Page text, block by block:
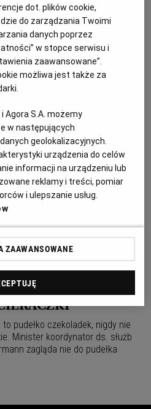
LEPPERA
towarzyszy partyjnych, powiesił
eseldowski spec od bon
pogłoski o samobójstwie
GIERTYCHA
szkolnej bijatyki. W podobny
na temat
CZYLI
PROKURATORSKA
premier, jest kandydatem
marszałka Sejmu. Jest to
dostać odpowiedzialne
TRZECIA
debaty Kaczyński - Kwaśniewski
konkurent PiS i LiD musi
telewizji. Kto go wygra?
pudełko czekoladek, nigdy nie
Minister koordynator ds. służb
zagląda nie do pudełka
dot. plików cookie,
do zarządzania Twoimi
danych poprzez
w stopce serwisu i
zaawansowane”.
możliwa jest także za
Agora S.A. możemy
w następujących
geolokalizacyjnych.
urządzenia do celów
informacji na urządzeniu lub
reklamy i treści, pomiar
i ulepszanie usług.
ZAAWANSOWANE